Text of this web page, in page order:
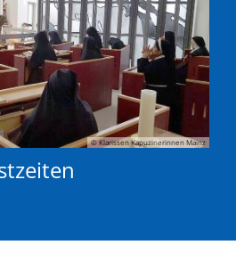
© Klarissen Kapuzinerinnen Mainz